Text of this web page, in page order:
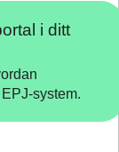
i ditt
system.